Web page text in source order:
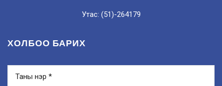
Утас: (51)-264179
ХОЛБОО БАРИХ